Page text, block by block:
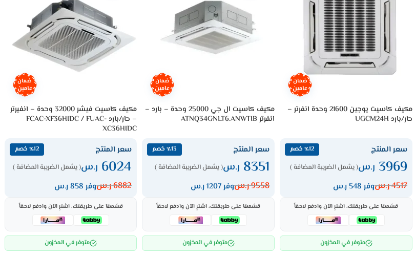
ضمان
عامين
مكيف كاسيت يوجين 21600 وحدة انفرتر –
حار/بارد UGCM24H
سعر المنتج ٪12 خصم
3969 ر.س( يشمل الضريبة المضافة )
4517ر.سوفر 548 ر.س
قسّمها على طريقتك، اشترِ الآن وادفع لاحقاً
متوفر في المخزون
ضمان
عامين
مكيف كاسيت ال جي 25000 وحدة – بارد –
انفرتر ATNQ34GNLT6.ANWTIB
سعر المنتج ٪13 خصم
8351 ر.س( يشمل الضريبة المضافة )
9558ر.سوفر 1207 ر.س
قسّمها على طريقتك، اشترِ الآن وادفع لاحقاً
متوفر في المخزون
ضمان
عامين
مكيف كاسيت فيشر 32000 وحدة – انفيرتر
– حار/بارد FCAC-XF36HIDC / FUAC-
XC36HIDC
سعر المنتج ٪12 خصم
6024 ر.س( يشمل الضريبة المضافة )
6882ر.سوفر 858 ر.س
قسّمها على طريقتك، اشترِ الآن وادفع لاحقاً
متوفر في المخزون